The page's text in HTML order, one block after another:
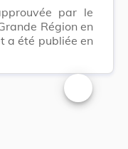
par le
Région en
a été publiée en
Changer la